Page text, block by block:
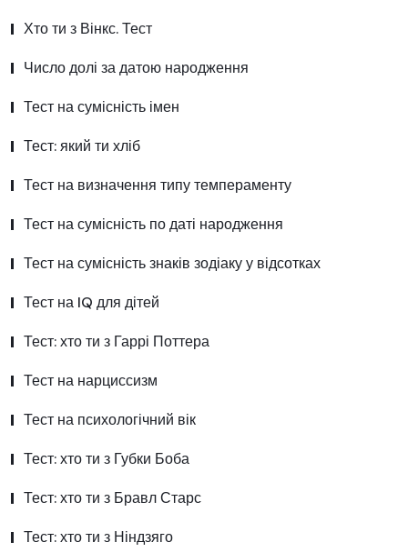
Хто ти з Вінкс. Тест
Число долі за датою народження
Тест на сумісність імен
Тест: який ти хліб
Тест на визначення типу темпераменту
Тест на сумісність по даті народження
Тест на сумісність знаків зодіаку у відсотках
Тест на IQ для дітей
Тест: хто ти з Гаррі Поттера
Тест на нарциссизм
Тест на психологічний вік
Тест: хто ти з Губки Боба
Тест: хто ти з Бравл Старс
Тест: хто ти з Ніндзяго